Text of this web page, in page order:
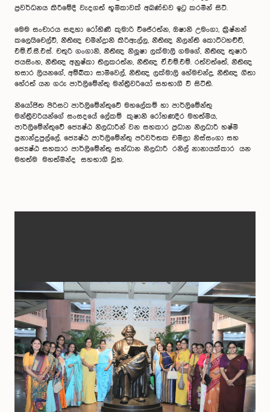
ප්‍රවර්ධනය කිරීමේදී වැදගත් භූමිකාවක් අඛණ්ඩව ඉටු කරමින් සිටී.
මෙම සංචාරය සඳහා රෝහිණී කුමාරි විජේරත්න, ඔෂානි උමංගා, ක්‍රිෂ්නන්
කලෙයිචෙල්වි, නීතිඥ චමින්ද්‍රානි කිරිඇල්ල, නීතිඥ නිලන්ති කොට්ටහච්චි,
එම්.ඒ.සී.එස්. චතුරි ගංගානි, නීතිඥ නිලූෂා ලක්මාලි ගමගේ, නීතිඥ තුෂාරි
ජයසිංහ, නීතිඥ අනුෂ්කා තිලකරත්න, නීතිඥ ඒ.එම්.එම්. රත්වත්තේ, නීතිඥ
හසාර ලියනගේ, අම්බිකා සාමිවෙල්, නීතිඥ ලක්මාලි හේමචන්ද්‍ර, නීතිඥ ගීතා
හේරත් යන ගරු පාර්ලිමේන්තු මන්ත්‍රීවරියෝ සහභාගී වී සිටිති.
නියෝජිත පිරිසට පාර්ලිමේන්තුවේ මහලේකම් හා පාර්ලිමේන්තු
මන්ත්‍රීවරියන්ගේ සංසදයේ ලේකම් කුෂානි රෝහණදීර මහත්මිය,
පාර්ලිමේන්තුවේ ජ්‍යෙෂ්ඨ නිලධාරීන් වන සහකාර ප්‍රධාන නිලධාරී හෂ්මි
ප්‍රනාන්දුපුල්ලේ, ජ්‍යෙෂ්ඨ පාර්ලිමේන්තු පරිවර්තක චමිලා නිස්සංගා සහ
ජ්‍යෙෂ්ඨ සහකාර පාර්ලිමේන්තු සන්ධාන නිලධාරී රනිල් නානායක්කාර යන
මහත්ම මහත්මින්ද සහභාගී වූහ.